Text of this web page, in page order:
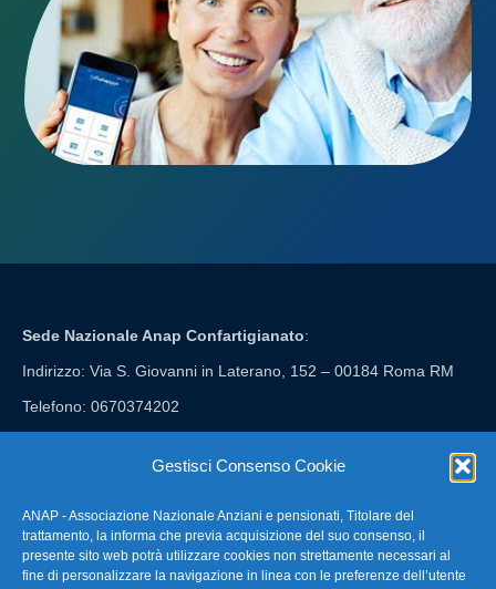
Gestisci Consenso Cookie
ANAP - Associazione Nazionale Anziani e pensionati, Titolare del
trattamento, la informa che previa acquisizione del suo consenso, il
presente sito web potrà utilizzare cookies non strettamente necessari al
fine di personalizzare la navigazione in linea con le preferenze dell’utente
Sede Nazionale Anap Confartigianato:
Indirizzo: Via S. Giovanni in Laterano, 152 – 00184 Roma RM
Telefono: 0670374202
FAQ – Domande Frequenti